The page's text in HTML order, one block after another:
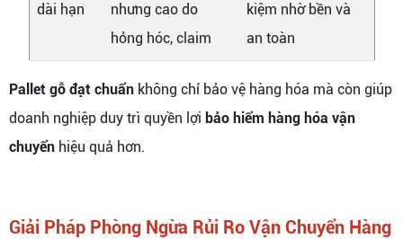
dài hạn
nhưng cao do
hỏng hóc, claim
kiệm nhờ bền và
an toàn
Pallet gỗ đạt chuẩn không chỉ bảo vệ hàng hóa mà còn giúp
doanh nghiệp duy trì quyền lợi bảo hiểm hàng hóa vận
chuyển hiệu quả hơn.
Giải Pháp Phòng Ngừa Rủi Ro Vận Chuyển Hàng